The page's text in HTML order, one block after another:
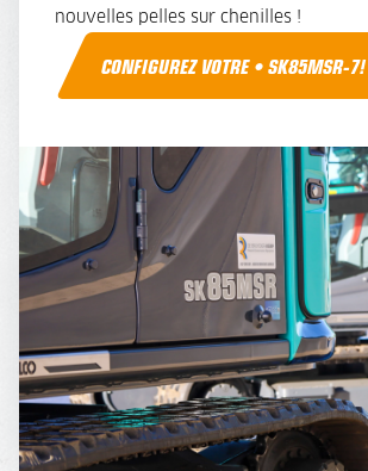
nouvelles pelles sur chenilles !
CONFIGUREZ VOTRE • SK85MSR-7!